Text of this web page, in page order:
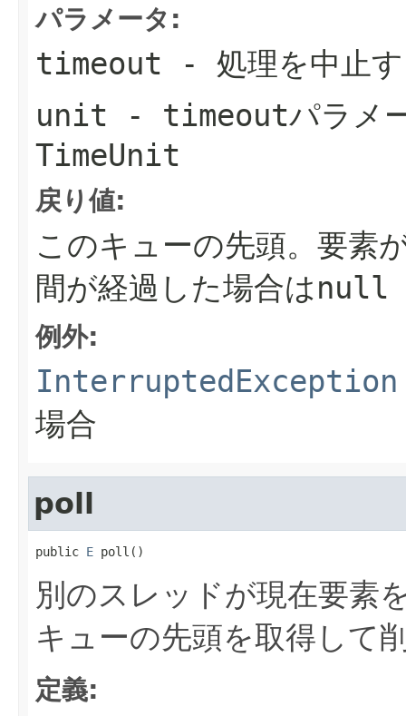
パラメータ:
timeout - 処理を中止す
unit - timeoutパラメ
TimeUnit
戻り値:
このキューの先頭。要素
間が経過した場合はnull
例外:
InterruptedException
場合
poll
public E poll()
別のスレッドが現在要素
キューの先頭を取得して
定義: